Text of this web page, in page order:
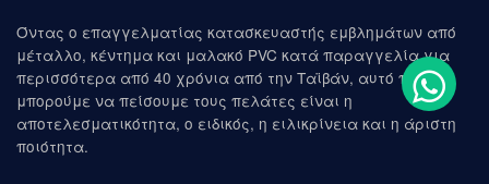
Όντας ο επαγγελματίας κατασκευαστής εμβλημάτων από
μέταλλο, κέντημα και μαλακό PVC κατά παραγγελία για
περισσότερα από 40 χρόνια από την Ταϊβάν, αυτό που
μπορούμε να πείσουμε τους πελάτες είναι η
αποτελεσματικότητα, ο ειδικός, η ειλικρίνεια και η άριστη
ποιότητα.